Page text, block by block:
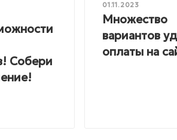
Собери
01.11.2023
Множество
вариантов
оплаты на